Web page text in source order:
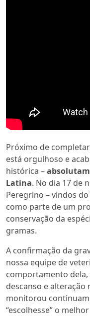
Próximo de
está orgulhoso e
histórica –
Latina. No dia 17 de
Peregrino – vindos
como parte de um
conservação da
gramas.
A confirmação da
nossa equipe de
comportamento
descanso e alteração
monitorou
“escolhesse” o